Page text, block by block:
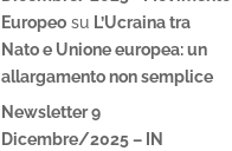
Europeo su L’Ucraina tra
Nato e Unione europea: un
allargamento non semplice
Newsletter 9
Dicembre/2025 – IN